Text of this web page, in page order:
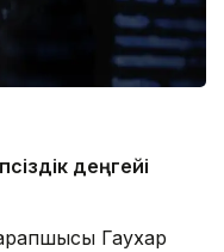
деңгейі
Гаухар